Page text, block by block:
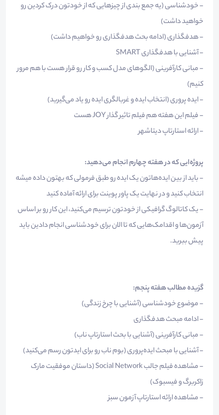
- خودشناسی (یه جمع بندی از چیزهایی که از خودتون درک کردین رو
خواهید داشت)
- هدفگذاری (ادامه بحث هدفگذاری رو خواهیم داشت)
- آشنایی با هدفگذاری SMART
- مبانی کارآفرینی (الگوهای مدل کسب و کار رو قرار هست با هم مرور
کنیم)
- ایده پروری (انتخاب ایده و غربالگری ایده رو یاد می‌گیرید)
- فیلم این هفته هم فیلم تاثیر گذار JOY هست
- ارائه استارتاپ دیتاشهر
پروژه‌ایی که در هفته چهارم انجام می‌دهید:
- باید از بین ایده‌هاتون یک ایده رو طبق فرمولی که بهتون داده میشه
انتخاب کنید و در نهایت یک پاور پوینت برای ارائه آماده کنید
- یک کاتالوگ گرافیکی از خودتون ترسیم می‌کنید، این کار رو بر اساس
آزمون‌ها و اقدامک‌هایی که تا الان برای خودشناسی انجام دادین باید
پیش ببرید.
گزیده مطالب هفته پنجم:
- موضوع خودشناسی (آشنایی با چرخ زندگی)
- ادامه مبحث هدفگذاری
- مبانی کارآفرینی (آشنایی با بحث استارتاپ ناب)
- آشنایی با مبحث ایده‌پروری (بوم ناب رو برای ایدتون رسم می‌کنید)
- مشاهده فیلم جالب Social Network (داستان موفقیت مارک
زاکربرگ و فیسبوک)
- مشاهده ارائه استارتاپ آزمون سبز